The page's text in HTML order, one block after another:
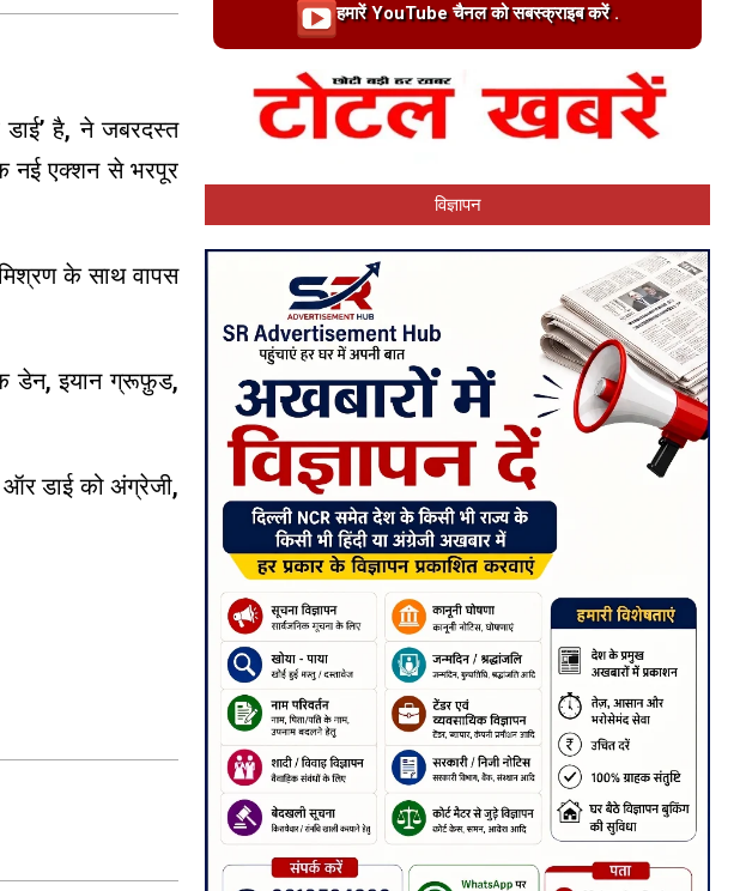
है, ने जबरदस्त
नई एक्शन से भरपूर
के साथ वापस
डेन, इयान ग्रूफ़ुड,
ऑर डाई को अंग्रेजी,
Loading…हमारें YouTube चैनल को सबस्क्राइब करें .
विज्ञापन